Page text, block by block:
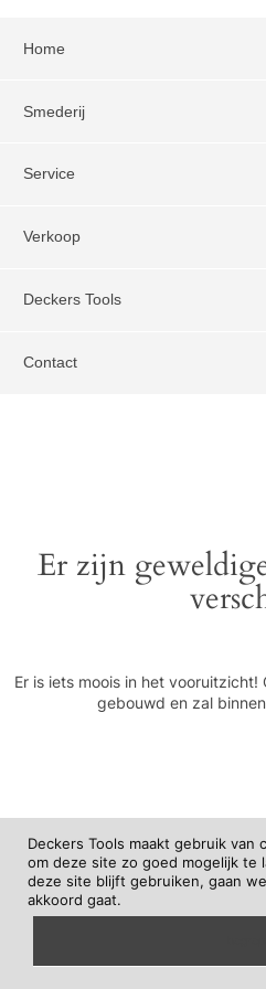
Home
Smederij
Service
Verkoop
Deckers Tools
Contact
Er zijn
Er is iets moois in het
gebouwd en zal
Deckers Tools maakt gebruik van
om deze site zo goed mogelijk te
deze site blijft gebruiken, gaan
akkoord gaat.